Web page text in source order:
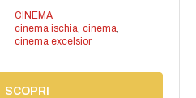
CINEMA
cinema ischia cinema
cinema excelsior
SCOPRI